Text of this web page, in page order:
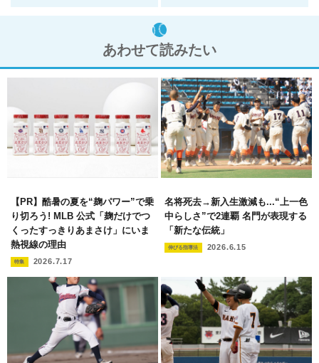
あわせて読みたい
【PR】酷暑の夏を“麹パワー”で乗
り切ろう! MLB 公式「麹だけでつ
くったすっきりあまさけ」にいま
熱視線の理由
特集 2026.7.17
名将死去→新入生激減も...“上一色
中らしさ”で2連覇 名門が表現する
「新たな伝統」
伸びる指導法 2026.6.15